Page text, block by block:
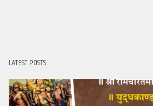
LATEST POSTS